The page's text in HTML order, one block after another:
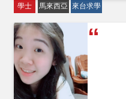
學士 馬來西亞 來台求學